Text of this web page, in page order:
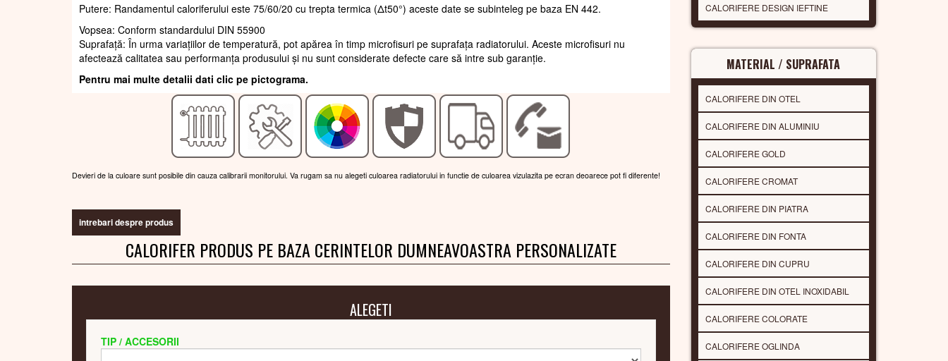
Putere: Randamentul caloriferului este 75/60/20 cu trepta termica (Δt50°) aceste date se subinteleg pe baza EN 442.
Vopsea: Conform standardului DIN 55900
Suprafaţă: În urma variațiilor de temperatură, pot apărea în timp microfisuri pe suprafața radiatorului. Aceste microfisuri nu
afectează calitatea sau performanța produsului și nu sunt considerate defecte care să intre sub garanție.
Pentru mai multe detalii dati clic pe pictograma.
Devieri de la culoare sunt posibile din cauza calibrarii monitorului. Va rugam sa nu alegeti culoarea radiatorului in functie de culoarea vizulazita pe ecran deoarece pot fi diferente!
intrebari despre produs
CALORIFER PRODUS PE BAZA CERINTELOR DUMNEAVOASTRA PERSONALIZATE
ALEGETI
TIP / ACCESORII
CALORIFERE DESIGN IEFTINE
MATERIAL / SUPRAFATA
CALORIFERE DIN OTEL
CALORIFERE DIN ALUMINIU
CALORIFERE GOLD
CALORIFERE CROMAT
CALORIFERE DIN PIATRA
CALORIFERE DIN FONTA
CALORIFERE DIN CUPRU
CALORIFERE DIN OTEL INOXIDABIL
CALORIFERE COLORATE
CALORIFERE OGLINDA